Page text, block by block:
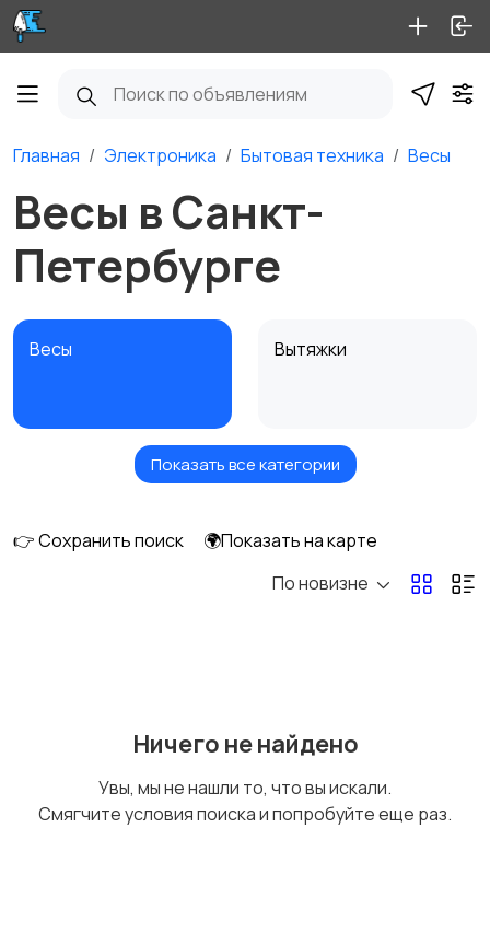
Главная Электроника Бытовая техника Весы
Весы в Санкт-
Петербурге
Весы Вытяжки
Измельчение и
Климатическая
Плиты и духовые
Показать все категории
👉 Сохранить поиск
🌍Показать на карте
По новизне
Ничего не найдено
Увы, мы не нашли то, что вы искали.
Смягчите условия поиска и попробуйте еще раз.